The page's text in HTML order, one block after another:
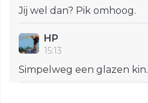
Jij wel dan? Pik omhoog.
HP
15:13
Simpelweg een glazen kin.